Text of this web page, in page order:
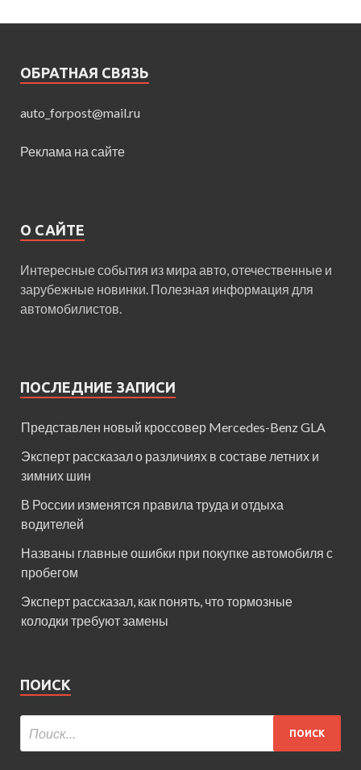
ОБРАТНАЯ СВЯЗЬ
auto_forpost@mail.ru
Реклама на сайте
О САЙТЕ
Интересные события из мира авто, отечественные и
зарубежные новинки. Полезная информация для
автомобилистов.
ПОСЛЕДНИЕ ЗАПИСИ
Представлен новый кроссовер Mercedes-Benz GLA
Эксперт рассказал о различиях в составе летних и
зимних шин
В России изменятся правила труда и отдыха
водителей
Названы главные ошибки при покупке автомобиля с
пробегом
Эксперт рассказал, как понять, что тормозные
колодки требуют замены
ПОИСК